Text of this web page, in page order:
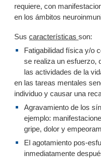
requiere, con
en los ámbitos
Suscaracterísticasson:
Fatigabilidad física y/o
se realiza un esfuerzo,
las actividades de la
en las tareas mentales
individuo y causar una
Agravamiento de los
ejemplo:
gripe, dolor y
El agotamiento pos-
inmediatamente